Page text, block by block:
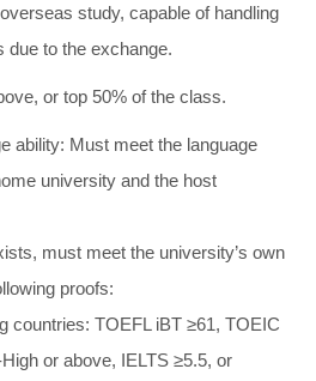
study, capable of handling
due to the exchange.
or top 50% of the class.
Must meet the language
university and the host
meet the university’s own
proofs:
TOEFL iBT ≥61, TOEIC
or above, IELTS ≥5.5, or